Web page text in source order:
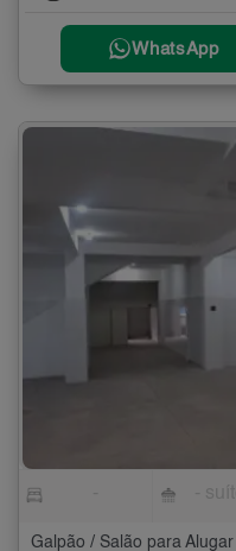
WhatsApp
Galpão / Salão para